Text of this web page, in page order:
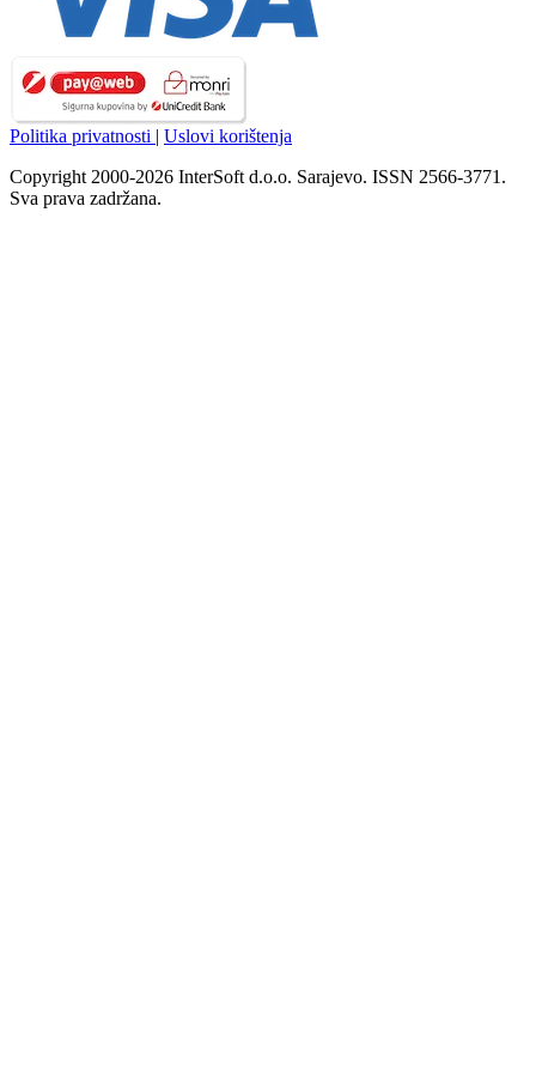
Politika privatnosti | Uslovi korištenja
Copyright 2000-2026 InterSoft d.o.o. Sarajevo. ISSN 2566-3771.
Sva prava zadržana.